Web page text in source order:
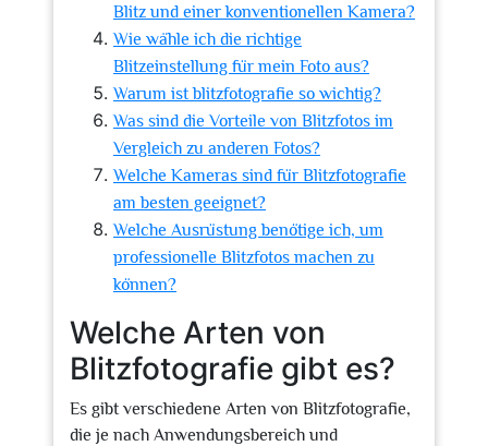
Blitz und einer konventionellen Kamera?
Wie wähle ich die richtige
Blitzeinstellung für mein Foto aus?
Warum ist blitzfotografie so wichtig?
Was sind die Vorteile von Blitzfotos im
Vergleich zu anderen Fotos?
Welche Kameras sind für Blitzfotografie
am besten geeignet?
Welche Ausrüstung benötige ich, um
professionelle Blitzfotos machen zu
können?
Welche Arten von
Blitzfotografie gibt es?
Es gibt verschiedene Arten von Blitzfotografie,
die je nach Anwendungsbereich und